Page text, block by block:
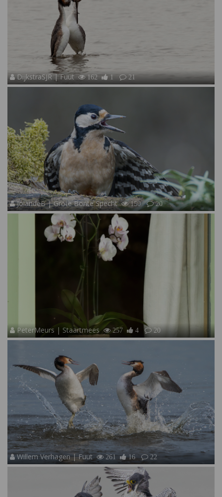
DijkstraSJR | Fuut 162 1 21
JolandeB | Grote Bonte Specht 150 20
PeterMeurs | Staartmees 257 4 20
Willem Verhagen | Fuut 261 16 22